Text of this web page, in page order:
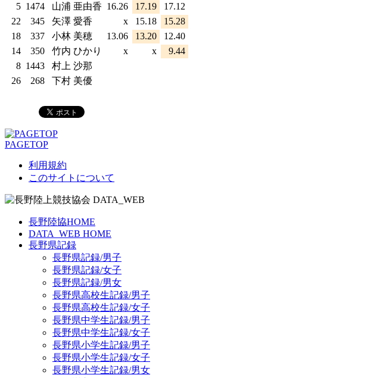
5 1474 山浦 亜由香 16.26 17.19
17.12
22
345 矢澤 愛香 x 15.18
15.28
18
337 小林 美穂 13.06 13.20
12.40
14
350 竹内 ひかり x x
9.44
8 1443
村上 沙那
26
268 下村 美優
PAGETOP
利用規約
このサイトについて
長野陸協HOME
DATA_WEB HOME
長野県記録
長野県記録/男子
長野県記録/女子
長野県記録/男女
長野県高校生記録/男子
長野県高校生記録/女子
長野県中学生記録/男子
長野県中学生記録/女子
長野県小学生記録/男子
長野県小学生記録/女子
長野県小学生記録/男女